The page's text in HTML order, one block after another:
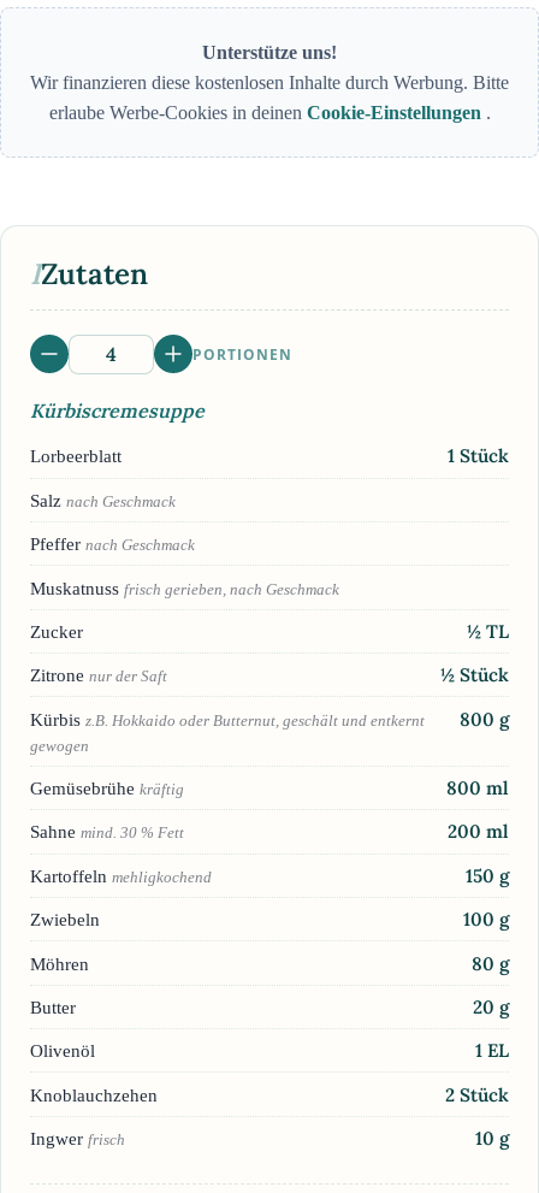
Unterstütze uns!
Wir finanzieren diese kostenlosen Inhalte durch Werbung. Bitte
erlaube Werbe-Cookies in deinen Cookie-Einstellungen .
IZutaten
PORTIONEN
Kürbiscremesuppe
Lorbeerblatt 1 Stück
Salz nach Geschmack
Pfeffer nach Geschmack
Muskatnuss frisch gerieben, nach Geschmack
Zucker ½ TL
Zitrone nur der Saft ½ Stück
Kürbis z.B. Hokkaido oder Butternut, geschält und entkernt
gewogen
800 g
Gemüsebrühe kräftig 800 ml
Sahne mind. 30 % Fett 200 ml
Kartoffeln mehligkochend 150 g
Zwiebeln 100 g
Möhren 80 g
Butter 20 g
Olivenöl 1 EL
Knoblauchzehen 2 Stück
Ingwer frisch 10 g